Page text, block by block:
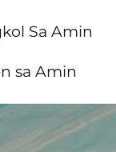
Sa Amin
sa Amin